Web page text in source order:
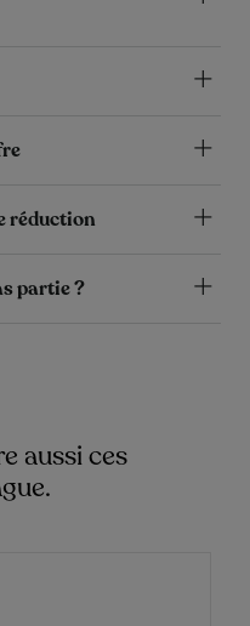
réduction
partie ?
aussi ces